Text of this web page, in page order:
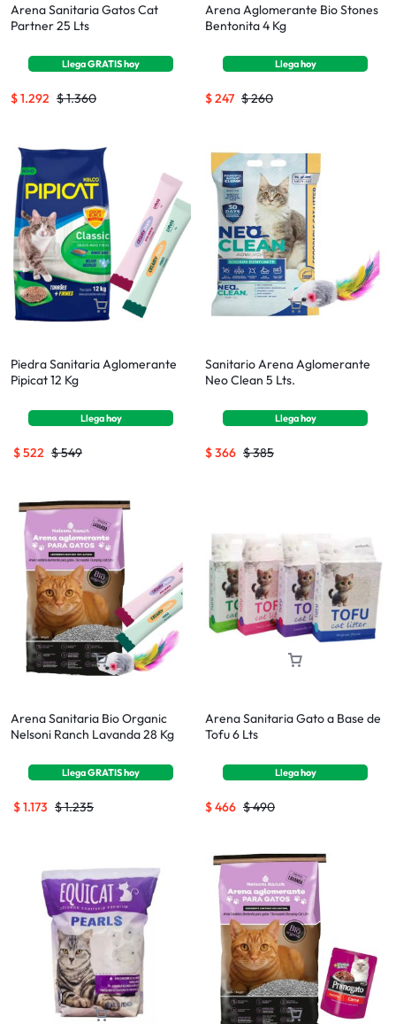
Arena Sanitaria Gatos Cat
Partner 25 Lts
LlegaGRATIShoy
$1.360
$1.292
Arena Aglomerante Bio Stones
Bentonita 4 Kg
Llegahoy
$260
$247
Piedra Sanitaria Aglomerante
Pipicat 12 Kg
Llegahoy
$549
$522
Sanitario Arena Aglomerante
Neo Clean 5 Lts.
Llegahoy
$385
$366
Arena Sanitaria Bio Organic
Nelsoni Ranch Lavanda 28 Kg
LlegaGRATIShoy
$1.235
$1.173
Arena Sanitaria Gato a Base de
Tofu 6 Lts
Llegahoy
$490
$466